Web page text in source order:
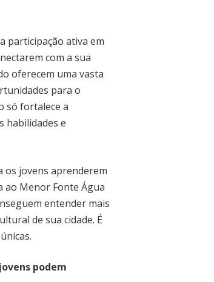
participação ativa em
com a sua
oferecem uma vasta
para o
só fortalece a
habilidades e
os jovens aprenderem
ao Menor Fonte Água
entender mais
de sua cidade. É
podem